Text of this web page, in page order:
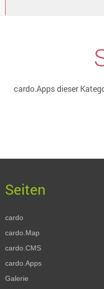
cardo.Apps dieser
cardo
cardo.Map
cardo.CMS
cardo.Apps
Galerie